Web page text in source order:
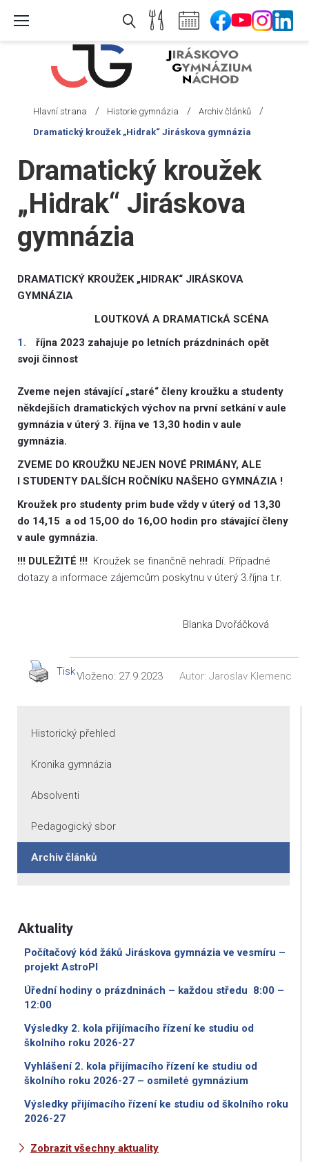
Hlavní strana / Historie gymnázia / Archiv článků /
Dramatický kroužek „Hidrak“ Jiráskova gymnázia
Dramatický kroužek
„Hidrak“ Jiráskova
gymnázia
DRAMATICKÝ KROUŽEK „HIDRAK“ JIRÁSKOVA
GYMNÁZIA
LOUTKOVÁ A DRAMATICkÁ SCÉNA
října 2023 zahajuje po letních prázdninách opět
svoji činnost
Zveme nejen stávající „staré“ členy kroužku a studenty
někdejších dramatických výchov na první setkání v aule
gymnázia v úterý 3. října ve 13,30 hodin v aule
gymnázia.
ZVEME DO KROUŽKU NEJEN NOVÉ PRIMÁNY, ALE
I STUDENTY DALŠÍCH ROČNÍKU NAŠEHO GYMNÁZIA !
Kroužek pro studenty prim bude vždy v úterý od 13,30
do 14,15 a od 15,OO do 16,OO hodin pro stávající členy
v aule gymnázia.
!!! DULEŽITÉ !!! Kroužek se finančně nehradí. Případné
dotazy a informace zájemcům poskytnu v úterý 3.října t.r.
Blanka Dvořáčková
TiskVloženo: 27.9.2023 Autor: Jaroslav Klemenc
Historický přehled
Kronika gymnázia
Absolventi
Pedagogický sbor
Archiv článků
Aktuality
Počítačový kód žáků Jiráskova gymnázia ve vesmíru –
projekt AstroPI
Úřední hodiny o prázdninách – každou středu 8:00 –
12:00
Výsledky 2. kola přijímacího řízení ke studiu od
školního roku 2026-27
Vyhlášení 2. kola přijímacího řízení ke studiu od
školního roku 2026-27 – osmileté gymnázium
Výsledky přijímacího řízení ke studiu od školního roku
2026-27
Zobrazit všechny aktuality